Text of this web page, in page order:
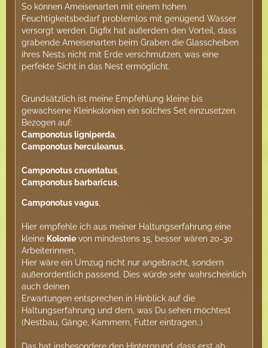
So können Ameisenarten mit einem hohen
Feuchtigkeitsbedarf problemlos mit genügend Wasser
versorgt werden. Digfix hat außerdem den Vorteil, dass
grabende Ameisenarten beim Graben die Glasscheiben
ihres Nests nicht mit Erde verschmutzen, was eine
perfekte Sicht in das Nest ermöglicht.
Grundsätzlich ist meine Empfehlung kleine bis
gewachsene Kleinkolonien ein solches Set einzusetzen.
Bezogen auf:
Camponotus ligniperda
Camponotus herculeanus
Camponotus cruentatus
Camponotus barbaricus
Camponotus vagus
Hier empfehle ich aus meiner Haltungserfahrung eine
kleine Kolonie von mindestens 15, besser wären 20-30
Arbeiterinnen,
Hier wäre ein Umzug nicht nur angebracht, sondern
außerordentlich passend. Dies würde sehr wahrscheinlich
auch deinen
Erwartungen entsprechen in Hinblick auf die
Haltungserfahrung und dem, was Du sehen möchtest
(Nestbau, Gänge, Kammern, Futter eintragen..)